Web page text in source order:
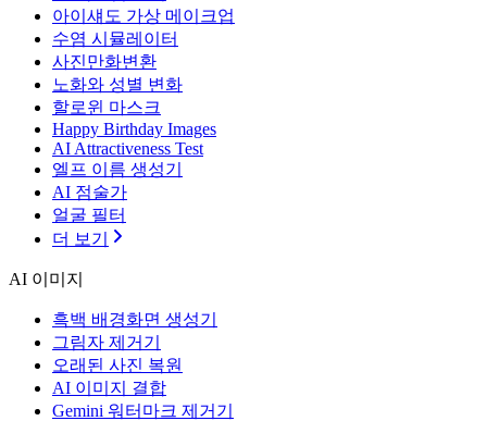
아이섀도 가상 메이크업
수염 시뮬레이터
사진만화변환
노화와 성별 변화
할로윈 마스크
Happy Birthday Images
AI Attractiveness Test
엘프 이름 생성기
AI 점술가
얼굴 필터
더 보기
AI 이미지
흑백 배경화면 생성기
그림자 제거기
오래된 사진 복원
AI 이미지 결합
Gemini 워터마크 제거기